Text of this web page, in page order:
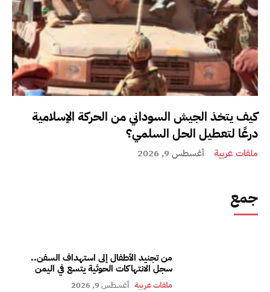
كيف يتخذ الجيش السوداني من الحركة الإسلامية
درعًا لتعطيل الحل السلمي؟
ملفات عربية أغسطس 9, 2026
جمع
من تجنيد الأطفال إلى استهداف السفن..
سجل الانتهاكات الحوثية يتسع في اليمن
ملفات عربية أغسطس 9, 2026